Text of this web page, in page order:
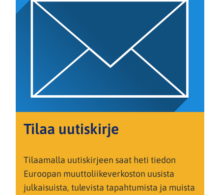
Tilaa uutiskirje
Tilaamalla uutiskirjeen saat heti tiedon
Euroopan muuttoliikeverkoston uusista
julkaisuista, tulevista tapahtumista ja muista